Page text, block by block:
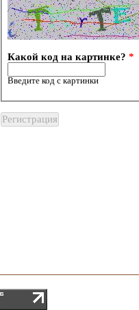
Какой код на картинке? *
Введите код с картинки